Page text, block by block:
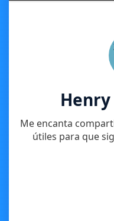
Me encanta
útiles para que